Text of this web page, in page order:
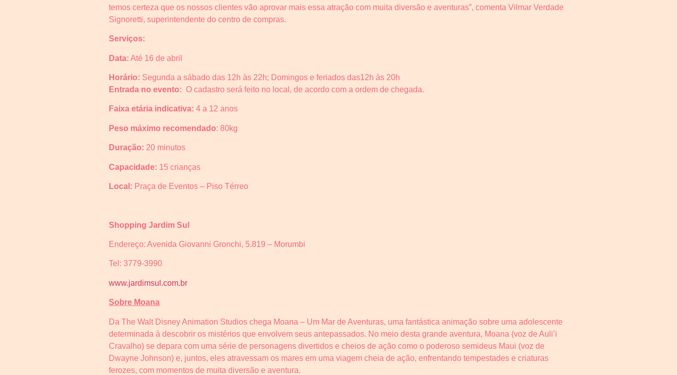
temos certeza que os nossos clientes vão aprovar mais essa atração com muita diversão e aventuras”, comenta Vilmar Verdade
Signoretti, superintendente do centro de compras.
Serviços:
Data: Até 16 de abril
Horário: Segunda a sábado das 12h às 22h; Domingos e feriados das12h às 20h
Entrada no evento: O cadastro será feito no local, de acordo com a ordem de chegada.
Faixa etária indicativa: 4 a 12 anos
Peso máximo recomendado: 80kg
Duração: 20 minutos
Capacidade: 15 crianças
Local: Praça de Eventos – Piso Térreo
Shopping Jardim Sul
Endereço: Avenida Giovanni Gronchi, 5.819 – Morumbi
Tel: 3779-3990
www.jardimsul.com.br
Sobre Moana
Da The Walt Disney Animation Studios chega Moana – Um Mar de Aventuras, uma fantástica animação sobre uma adolescente
determinada à descobrir os mistérios que envolvem seus antepassados. No meio desta grande aventura, Moana (voz de Auli’i
Cravalho) se depara com uma série de personagens divertidos e cheios de ação como o poderoso semideus Maui (voz de
Dwayne Johnson) e, juntos, eles atravessam os mares em uma viagem cheia de ação, enfrentando tempestades e criaturas
ferozes, com momentos de muita diversão e aventura.